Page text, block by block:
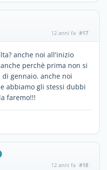
12 anni fa #17
anche noi all'inizio
perchè prima non si
gennaio. anche noi
abbiamo gli stessi dubbi
faremo!!!
12 anni fa #18